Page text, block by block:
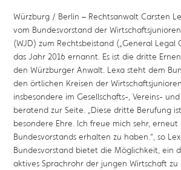
Würzburg / Berlin – Rechtsanwalt Carsten
vom Bundesvorstand der
(WJD) zum Rechtsbeistand („General Legal
das Jahr 2016 ernannt. Es ist die dritte
den Würzburger Anwalt. Lexa steht dem
den örtlichen Kreisen der
insbesondere im Gesellschafts-, Vereins-
beratend zur Seite. „Diese dritte Berufung
besondere Ehre. Ich freue mich sehr, erneut
Bundesvorstands erhalten zu haben.“, so
Bundesvorstand bietet die Möglichkeit, ein
aktives Sprachrohr der jungen Wirtschaft zu